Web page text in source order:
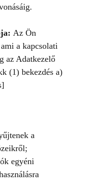
Az Ön
a kapcsolati
az Adatkezelő
(1) bekezdés a)
a
egyéni